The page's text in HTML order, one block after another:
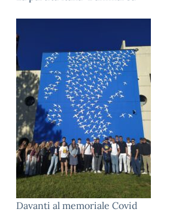
Davanti al memoriale Covid